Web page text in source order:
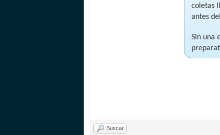
coletas
antes
Sin una
Buscar